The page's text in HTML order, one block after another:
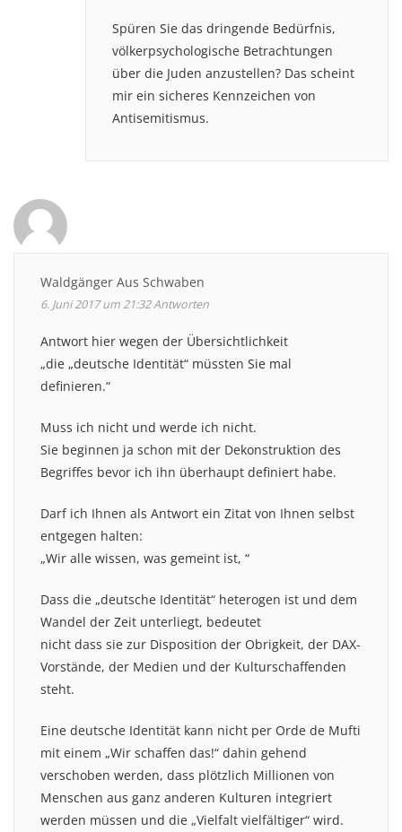
Spüren Sie das dringende Bedürfnis,
völkerpsychologische Betrachtungen
über die Juden anzustellen? Das scheint
mir ein sicheres Kennzeichen von
Antisemitismus.
Waldgänger Aus Schwaben
6. Juni 2017 um 21:32Antworten
Antwort hier wegen der Übersichtlichkeit
„die „deutsche Identität“ müssten Sie mal
definieren.“
Muss ich nicht und werde ich nicht.
Sie beginnen ja schon mit der Dekonstruktion des
Begriffes bevor ich ihn überhaupt definiert habe.
Darf ich Ihnen als Antwort ein Zitat von Ihnen selbst
entgegen halten:
„Wir alle wissen, was gemeint ist, “
Dass die „deutsche Identität“ heterogen ist und dem
Wandel der Zeit unterliegt, bedeutet
nicht dass sie zur Disposition der Obrigkeit, der DAX-
Vorstände, der Medien und der Kulturschaffenden
steht.
Eine deutsche Identität kann nicht per Orde de Mufti
mit einem „Wir schaffen das!“ dahin gehend
verschoben werden, dass plötzlich Millionen von
Menschen aus ganz anderen Kulturen integriert
werden müssen und die „Vielfalt vielfältiger“ wird.